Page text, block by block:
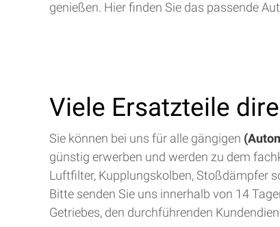
genießen. Hier finden Sie das passende
Viele Ersatzteile
Sie können bei uns für alle gängigen
günstig erwerben und werden zu dem
Luftfilter, Kupplungskolben, Stoßdämpfer
Bitte senden Sie uns innerhalb von 14
Getriebes, den durchführenden